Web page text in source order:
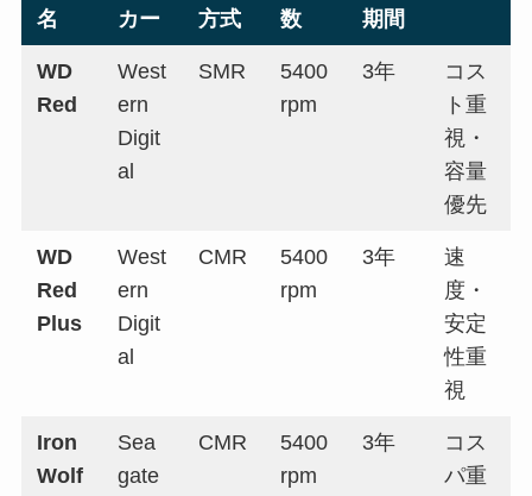
名
カー
方式
数
期間
WD
Red
West
ern
Digit
al
SMR
5400
rpm
3年
コス
ト重
視・
容量
優先
WD
Red
Plus
West
ern
Digit
al
CMR
5400
rpm
3年
速
度・
安定
性重
視
Iron
Wolf
Sea
gate
CMR
5400
rpm
3年
コス
パ重